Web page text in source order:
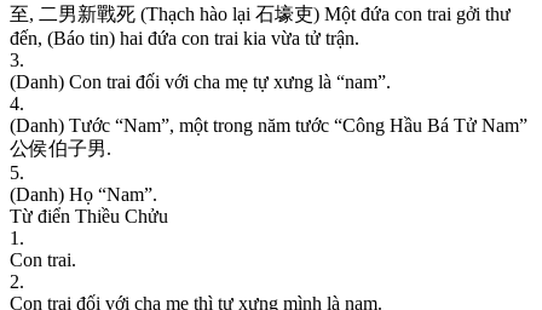
至, 二男新戰死 (Thạch hào lại 石壕吏) Một đứa con trai gởi thư
đến, (Báo tin) hai đứa con trai kia vừa tử trận.
3.
(Danh) Con trai đối với cha mẹ tự xưng là “nam”.
4.
(Danh) Tước “Nam”, một trong năm tước “Công Hầu Bá Tử Nam”
公侯伯子男.
5.
(Danh) Họ “Nam”.
Từ điển Thiều Chửu
1 .
Con trai.
2.
Con trai đối với cha mẹ thì tự xưng mình là nam.